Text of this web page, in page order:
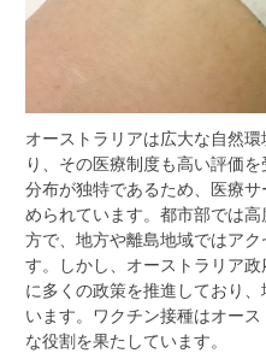
オーストラリアは広大な自然
り、その医療制度も高い評価を
分布が独特であるため、医療
められています。都市部では
方で、地方や離島地域ではア
す。しかし、オーストラリア
に多くの政策を推進しており
います。ワクチン接種はオー
な役割を果たしています。